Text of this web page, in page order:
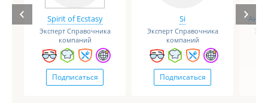
Spirit of Ecstasy
Эксперт Справочника
компаний
Подписаться
Si
Эксперт Справочника
компаний
Подписаться